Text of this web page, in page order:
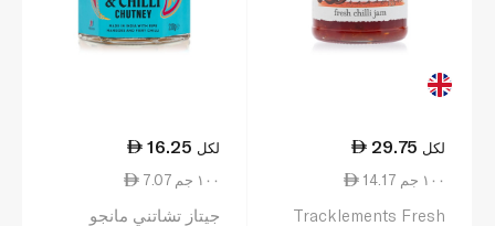
29.75 لكل
14.17 ١٠٠ جم
Tracklements Fresh
16.25 لكل
7.07 ١٠٠ جم
جيتاز تشاتني مانجو